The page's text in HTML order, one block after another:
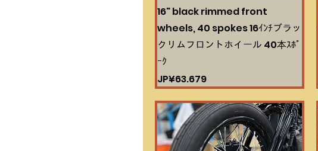
16" black rimmed front
wheels, 40 spokes 16ｲﾝﾁブラッ
クリムフロントホイール 40本ｽﾎﾟ
ｰｸ
Harga
JP¥63.679